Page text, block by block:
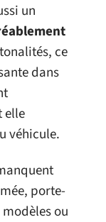
un
ce
dans
elle
véhicule.
porte-
ou